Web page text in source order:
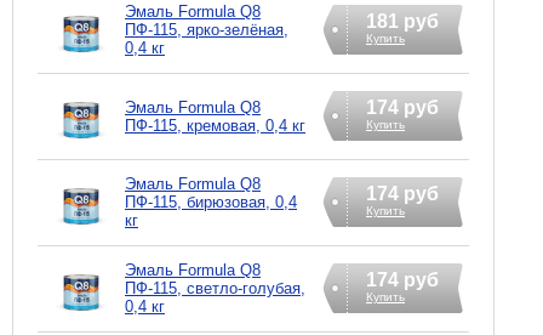
Эмаль Formula Q8
ПФ-115, ярко-зелёная,
0,4 кг
181 руб
Купить
Эмаль Formula Q8
ПФ-115, кремовая, 0,4 кг
174 руб
Купить
Эмаль Formula Q8
ПФ-115, бирюзовая, 0,4
кг
174 руб
Купить
Эмаль Formula Q8
ПФ-115, светло-голубая,
0,4 кг
174 руб
Купить